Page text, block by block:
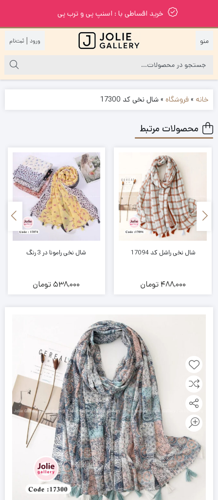
خرید اقساطی با : اسنپ پی و ترب پی
|
خانه »فروشگاه »شال نخی کد 17300
محصولات مرتبط
شال نخی راشل کد 17094
488,000 تومان
شال نخی رامونا در 3 رنگ
538,000تومان